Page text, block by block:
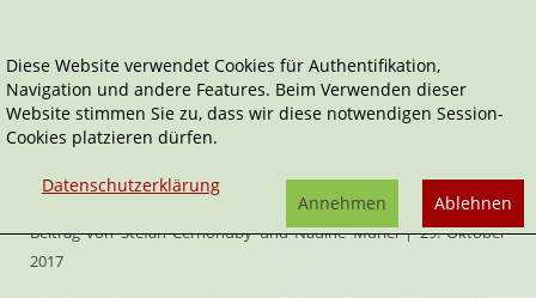
Home Artikel 32. BuchmesseConvent in Dreieich
32. BuchmesseConvent in Dreieich
Beitrag von Stefan Cernohuby und Nadine Muriel | 29. Oktober
2017
Diese Website verwendet Cookies für Authentifikation,
Navigation und andere Features. Beim Verwenden dieser
Website stimmen Sie zu, dass wir diese notwendigen Session-
Cookies platzieren dürfen.
Datenschutzerklärung
Ablehnen
Annehmen